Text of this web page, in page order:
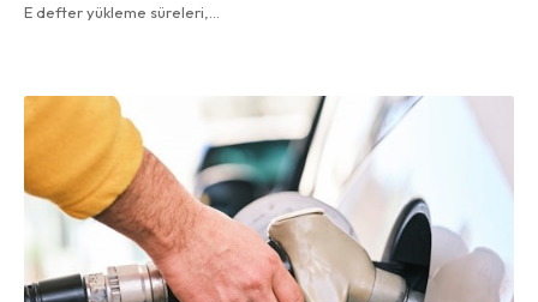
E defter yükleme süreleri,…